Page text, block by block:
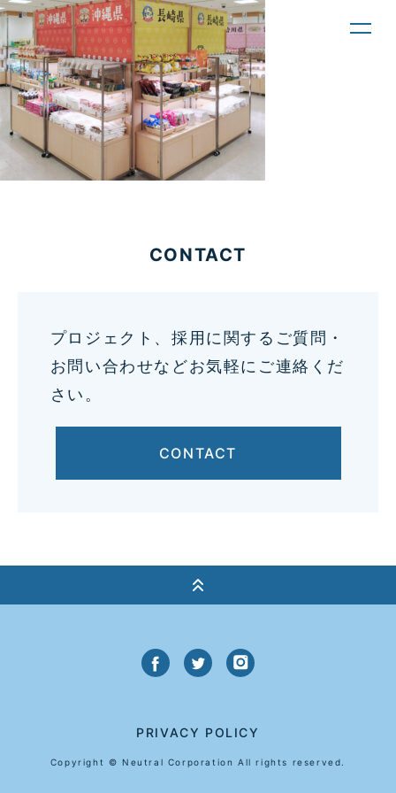
CONTACT
プロジェクト、採用に関するご質問・
お問い合わせなどお気軽にご連絡くだ
さい。
CONTACT
PRIVACY POLICY
Copyright © Neutral Corporation All rights reserved.